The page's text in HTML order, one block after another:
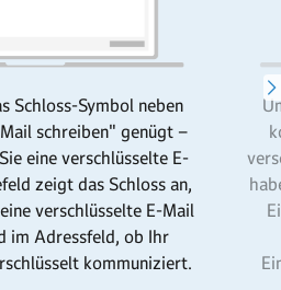
Schloss-Symbol neben
schreiben" genügt –
eine verschlüsselte E-
zeigt das Schloss an,
verschlüsselte E-Mail
im Adressfeld, ob Ihr
kommuniziert.